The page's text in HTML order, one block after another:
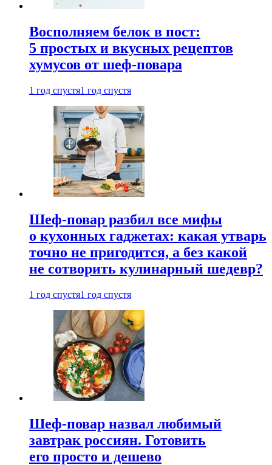
Восполняем белок в пост:
5 простых и вкусных рецептов
хумусов от шеф-повара
1 год спустя1 год спустя
Шеф-повар разбил все мифы
о кухонных гаджетах: какая утварь
точно не пригодится, а без какой
не сотворить кулинарный шедевр?
1 год спустя1 год спустя
Шеф-повар назвал любимый
завтрак россиян. Готовить
его просто и дешево